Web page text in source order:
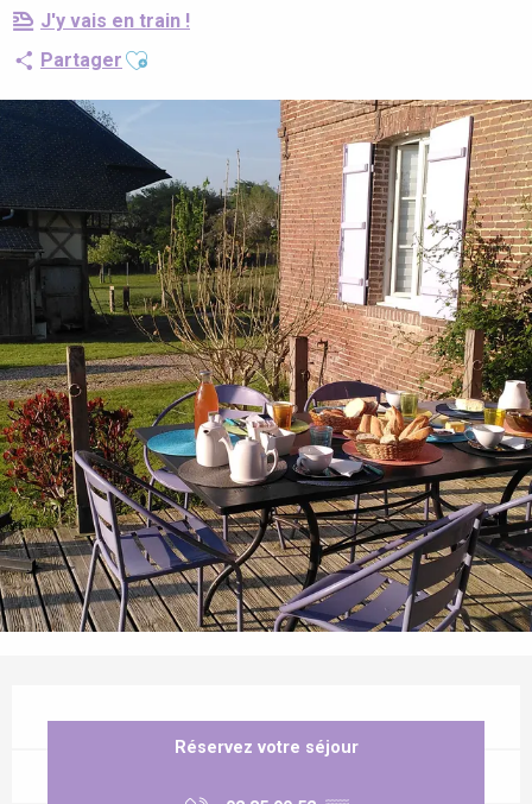
J'y vais en train !
Partager Ajouter aux favoris
Réservez votre séjour